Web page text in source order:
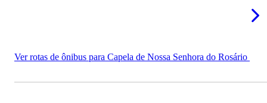
Ver rotas de ônibus para Capela de Nossa Senhora do Rosário